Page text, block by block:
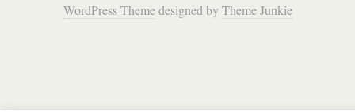
WordPress Themedesigned by Theme Junkie